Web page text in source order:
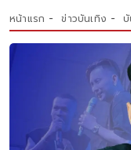
หน้าแรก ข่าวบันเทิง